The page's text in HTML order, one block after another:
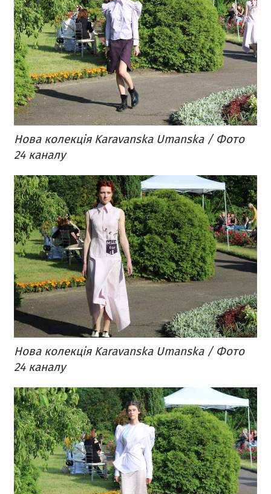
Нова колекція Karavanska Umanska / Фото
24 каналу
Нова колекція Karavanska Umanska / Фото
24 каналу